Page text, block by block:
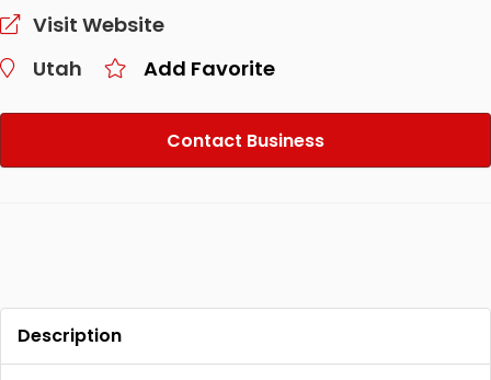
Visit Website
Utah
Add Favorite
Contact Business
Description